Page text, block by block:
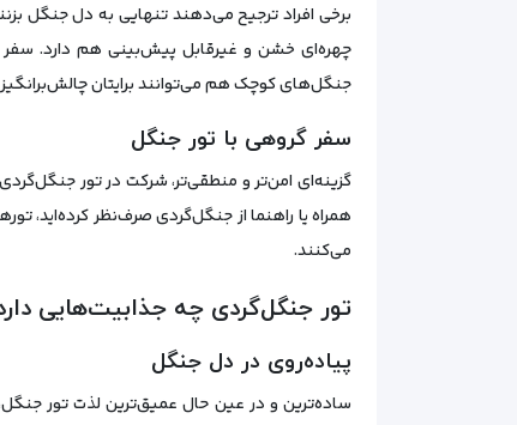
برخی افراد ترجیح می‌دهند تنهایی به دل جنگل
چهره‌ای خشن و غیرقابل پیش‌بینی هم دارد. سفر
جنگل‌های کوچک هم می‌توانند برایتان
سفر گروهی با تور جنگل
گزینه‌ای امن‌تر و منطقی‌تر، شرکت در تور
همراه یا راهنما از جنگل‌گردی صرف‌نظر کرده‌اید،
می‌کنند.
تور جنگل‌گردی چه جذابیت‌هایی
پیاده‌روی در دل جنگل
ساده‌ترین و در عین حال عمیق‌ترین لذت تور